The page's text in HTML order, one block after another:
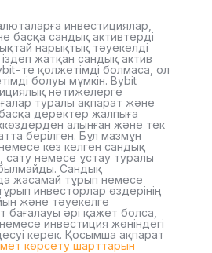
инвестициялар,
басқа сандық активтерді
нарықтық тәуекелді
жатқан сандық актив
те қолжетімді болмаса, ол
болуы мүмкін. Bybit
нәтижелерге
туралы ақпарат және
деректер жалпыға
алынған және тек
берілген. Бұл мазмұн
кез келген сандық
сату немесе ұстау туралы
Сандық
жасамай тұрып немесе
инвесторлар өздерінің
және тәуекелге
бағалауы әрі қажет болса,
немесе инвестиция жөніндегі
керек. Қосымша ақпарат
көрсету шарттарын